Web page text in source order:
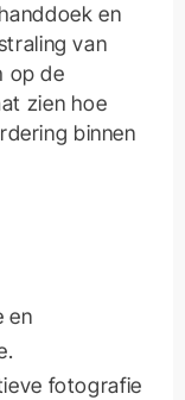
en
van
op de
zien hoe
binnen
en
fotografie